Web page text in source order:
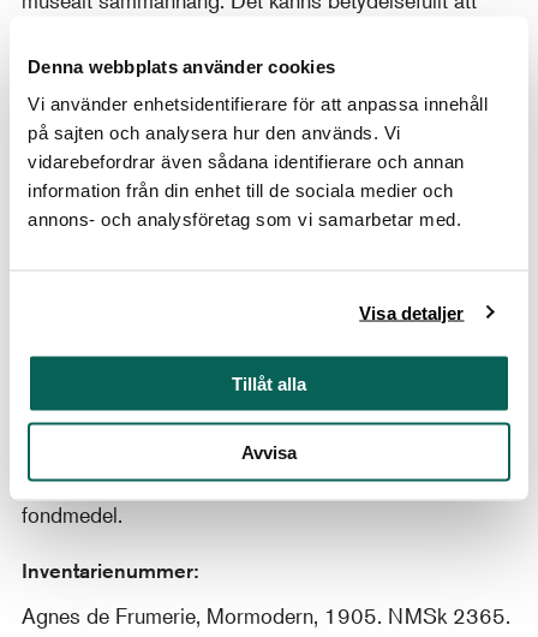
Denna webbplats använder cookies
Vi använder enhetsidentifierare för att anpassa innehåll
på sajten och analysera hur den används. Vi
vidarebefordrar även sådana identifierare och annan
information från din enhet till de sociala medier och
annons- och analysföretag som vi samarbetar med.
Visa detaljer
Tillåt alla
Avvisa
intendent med inriktning på skulptur på
Nationalmuseum.
Utställningen Härligt att vara skulptör! Svenska
kvinnliga konstnärskap 1880-1920 visas på
Nationalmuseum från den 17 mars till och med den
utländska forskare och skribenter ut en
Nationalmuseum har inga statliga medel att förvärva
design, konsthantverk och konst för utan samlingarna
berikas genom gåvor och privata stiftelse- och
fondmedel.
Inventarienummer:
Agnes de Frumerie, Mormodern, 1905. NMSk 2365.